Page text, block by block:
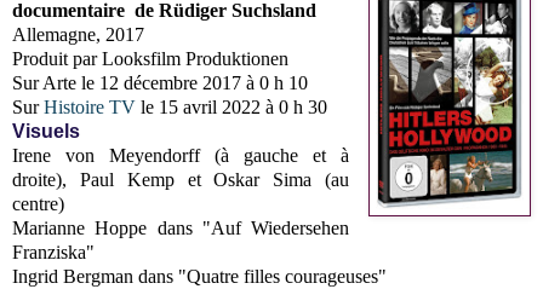
documentaire de Rüdiger Suchsland
Allemagne, 2017
Produit par Looksfilm Produktionen
Sur Arte le 12 décembre 2017 à 0 h 10
SurHistoire TV le 15 avril 2022 à 0 h 30
Visuels
Irene von Meyendorff (à gauche et à
droite), Paul Kemp et Oskar Sima (au
centre)
Marianne Hoppe dans "Auf Wiedersehen
Franziska"
Ingrid Bergman dans "Quatre filles courageuses"